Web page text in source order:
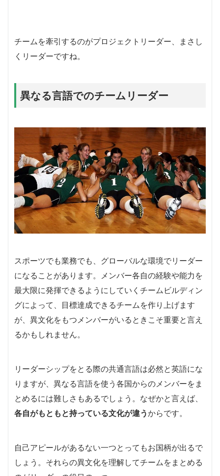
チームを牽引するのがプロジェクトリーダー、まさし
くリーダーですね。
異なる言語でのチームリーダー
スポーツでも業務でも、グローバルな環境でリーダー
になることがあります。メンバー各自の経験や能力を
最大限に発揮できるようにしていくチームビルディン
グによって、目標達成できるチームを作り上げます
が、異文化をもつメンバーがいるときこそ重要と言え
るかもしれません。
リーダーシップをとる際の共通言語は必然と英語にな
りますが、異なる言語を使う各国からのメンバーをま
とめるには難しさもあるでしょう。なぜかと言えば、
各自がもともと持っている文化が違うからです。
自己アピールがあるない一つとってもお国柄が出るで
しょう。それらの異文化を理解してチームをまとめる